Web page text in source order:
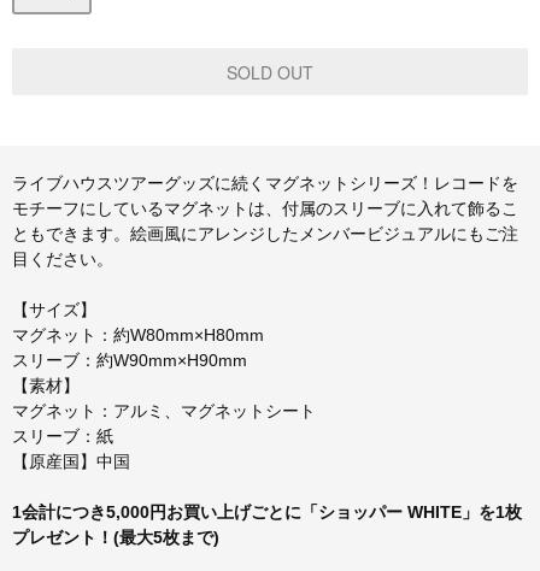
ライブハウスツアーグッズに続くマグネットシリーズ！レコードを
モチーフにしているマグネットは、付属のスリーブに入れて飾るこ
ともできます。絵画風にアレンジしたメンバービジュアルにもご注
目ください。
【サイズ】
マグネット：約W80mm×H80mm
スリーブ：約W90mm×H90mm
【素材】
マグネット：アルミ、マグネットシート
スリーブ：紙
【原産国】中国
1会計につき5,000円お買い上げごとに「ショッパー WHITE」を1枚
プレゼント！(最大5枚まで)